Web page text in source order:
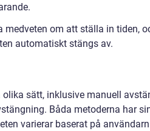
medveten om att ställa in tiden,
automatiskt stängs av.
sätt, inklusive manuell
Båda metoderna har
varierar baserat på